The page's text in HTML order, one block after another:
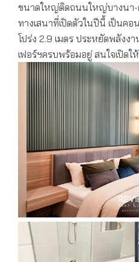
ขนาดใหญ่ติดถนนใหญ่บางนา-
ทางเสนาที่เปิดตัวในปีนี้ เป็นคอ
โปร่ง 2.9 เมตร ประหยัดพลังง
เฟอร์ฯครบพร้อมอยู่ สนใจเปิด